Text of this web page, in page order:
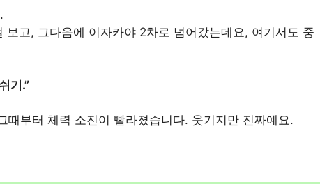
보고, 그다음에 이자카야 2차로 넘어갔는데요, 여기서도 중
기.”
부터 체력 소진이 빨라졌습니다. 웃기지만 진짜예요.